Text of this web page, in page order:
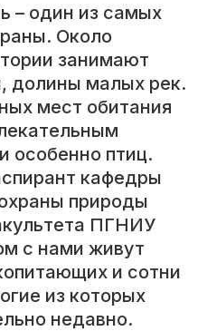
– один из самых
Около
занимают
долины малых рек.
мест обитания
особенно птиц.
кафедры
природы
ПГНИУ
с нами живут
и сотни
из которых
недавно.